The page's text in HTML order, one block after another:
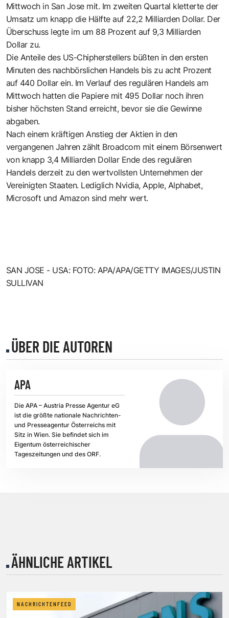
Mittwoch in San Jose mit. Im zweiten Quartal kletterte der
Umsatz um knapp die Hälfte auf 22,2 Milliarden Dollar. Der
Überschuss legte im um 88 Prozent auf 9,3 Milliarden
Dollar zu.
Die Anteile des US-Chipherstellers büßten in den ersten
Minuten des nachbörslichen Handels bis zu acht Prozent
auf 440 Dollar ein. Im Verlauf des regulären Handels am
Mittwoch hatten die Papiere mit 495 Dollar noch ihren
bisher höchsten Stand erreicht, bevor sie die Gewinne
abgaben.
Nach einem kräftigen Anstieg der Aktien in den
vergangenen Jahren zählt Broadcom mit einem Börsenwert
von knapp 3,4 Milliarden Dollar Ende des regulären
Handels derzeit zu den wertvollsten Unternehmen der
Vereinigten Staaten. Lediglich Nvidia, Apple, Alphabet,
Microsoft und Amazon sind mehr wert.
SAN JOSE - USA: FOTO: APA/APA/GETTY IMAGES/JUSTIN
SULLIVAN
ÜBER DIE AUTOREN
APA
Die APA – Austria Presse Agentur eG
ist die größte nationale Nachrichten-
und Presseagentur Österreichs mit
Sitz in Wien. Sie befindet sich im
Eigentum österreichischer
Tageszeitungen und des ORF.
ÄHNLICHE ARTIKEL
NACHRICHTENFEED